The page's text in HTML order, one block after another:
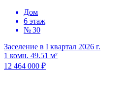
Дом
6 этаж
№ 30
Заселение в I квартал 2026 г.
1 комн. 49.51 м²
12 464 000 ₽